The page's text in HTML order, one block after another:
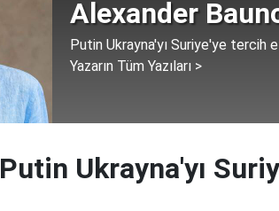
Alexander
Putin Ukrayna'yı Suriye'ye tercih
Yazarın Tüm Yazıları >
Putin Ukrayna'yı